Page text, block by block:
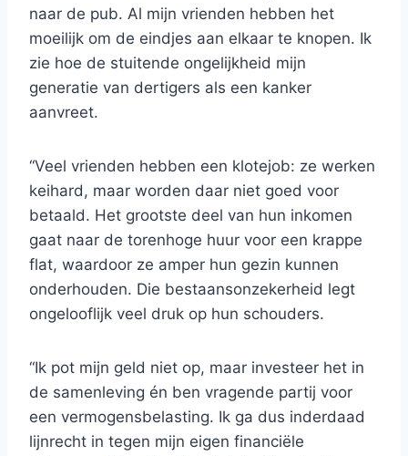
naar de pub. Al mijn vrienden hebben het
moeilijk om de eindjes aan elkaar te knopen. Ik
zie hoe de stuitende ongelijkheid mijn
generatie van dertigers als een kanker
aanvreet.
“Veel vrienden hebben een klotejob: ze werken
keihard, maar worden daar niet goed voor
betaald. Het grootste deel van hun inkomen
gaat naar de torenhoge huur voor een krappe
flat, waardoor ze amper hun gezin kunnen
onderhouden. Die bestaansonzekerheid legt
ongelooflijk veel druk op hun schouders.
“Ik pot mijn geld niet op, maar investeer het in
de samenleving én ben vragende partij voor
een vermogensbelasting. Ik ga dus inderdaad
lijnrecht in tegen mijn eigen financiële